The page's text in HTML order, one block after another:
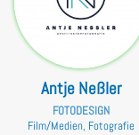
Antje Neßler
FOTODESIGN
Film/Medien, Fotografie